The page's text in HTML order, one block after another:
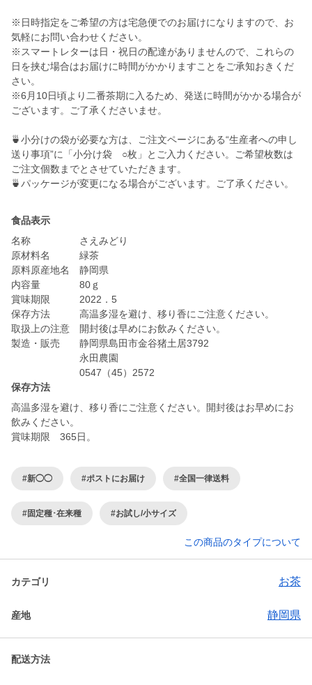
※日時指定をご希望の方は宅急便でのお届けになりますので、お
気軽にお問い合わせください。
※スマートレターは日・祝日の配達がありませんので、これらの
日を挟む場合はお届けに時間がかかりますことをご承知おきくだ
さい。
※6月10日頃より二番茶期に入るため、発送に時間がかかる場合が
ございます。ご了承くださいませ。
🍵小分けの袋が必要な方は、ご注文ページにある“生産者への申し
送り事項”に「小分け袋 ○枚」とご入力ください。ご希望枚数は
ご注文個数までとさせていただきます。
🍵パッケージが変更になる場合がございます。ご了承ください。
食品表示
名称 さえみどり
原材料名 緑茶
原料原産地名 静岡県
内容量 80ｇ
賞味期限 2022．5
保存方法 高温多湿を避け、移り香にご注意ください。
取扱上の注意 開封後は早めにお飲みください。
製造・販売 静岡県島田市金谷猪土居3792
永田農園
0547（45）2572
保存方法
高温多湿を避け、移り香にご注意ください。開封後はお早めにお
飲みください。
賞味期限 365日。
#新◯◯ #ポストにお届け #全国一律送料
#固定種･在来種 #お試し/小サイズ
この商品のタイプについて
カテゴリ お茶
産地 静岡県
配送方法